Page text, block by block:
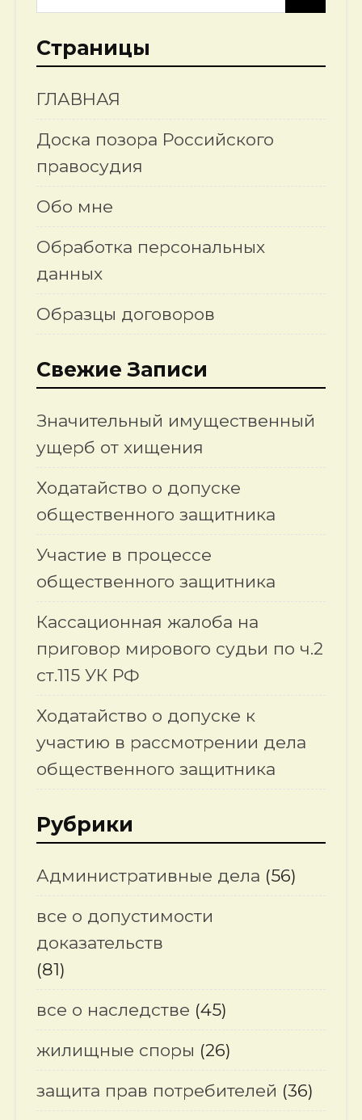
Страницы
ГЛАВНАЯ
Доска позора Российского
правосудия
Обо мне
Обработка персональных
данных
Образцы договоров
Свежие Записи
Значительный имущественный
ущерб от хищения
Ходатайство о допуске
общественного защитника
Участие в процессе
общественного защитника
Кассационная жалоба на
приговор мирового судьи по ч.2
ст.115 УК РФ
Ходатайство о допуске к
участию в рассмотрении дела
общественного защитника
Рубрики
Административные дела (56)
все о допустимости
доказательств
(81)
все о наследстве (45)
жилищные споры (26)
защита прав потребителей (36)